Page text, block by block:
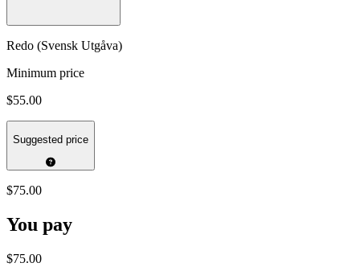
Redo (Svensk Utgåva)
Minimum price
$55.00
Suggested price
$75.00
You pay
$75.00